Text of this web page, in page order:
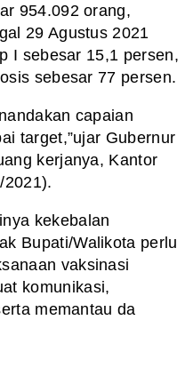
954.092 orang,
29 Agustus 2021
I sebesar 15,1 persen,
sebesar 77 persen.
capaian
target,”ujar Gubernur
kerjanya, Kantor
2021).
kekebalan
Bupati/Walikota perlu
vaksinasi
komunikasi,
memantau da